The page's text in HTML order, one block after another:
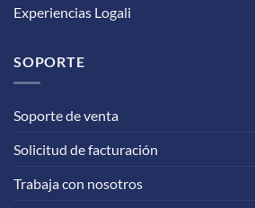
Experiencias Logali
SOPORTE
Soporte de venta
Solicitud de facturación
Trabaja con nosotros